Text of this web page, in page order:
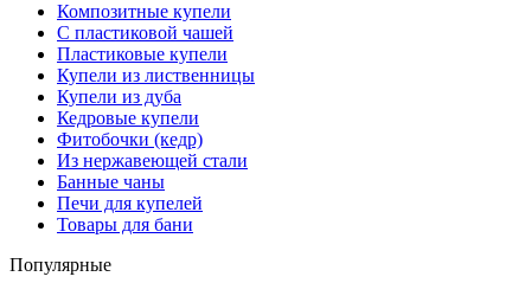
Композитные купели
С пластиковой чашей
Пластиковые купели
Купели из лиственницы
Купели из дуба
Кедровые купели
Фитобочки (кедр)
Из нержавеющей стали
Банные чаны
Печи для купелей
Товары для бани
Популярные